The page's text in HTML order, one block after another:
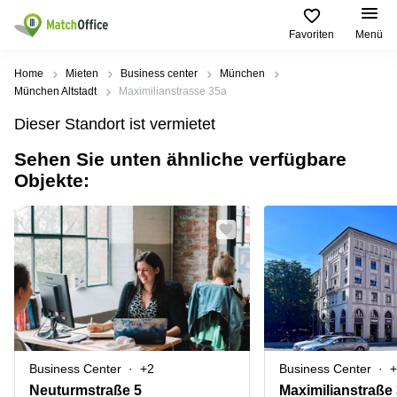
Favoriten Menü
Mieten / Vermieten
Produktseiten
Büro
mieten
center
Coworking
Space
Seminarraum
Virtuelles
Büro
Beliebte
Städte
Büro
mieten
Geschäftsadresse
Hamburg
Geschäftsadresse
mieten
Düsseldorf
Geschäftsadresse
Stuttgart
Büro
Beliebte
Suchanfragen
Regus
Dortmund
Ruhrallee
9
Dortmund
Office Club
Ballindamm
3
Rahel-
Hirsch-
Straße
Hilfe
Über uns
Büro vermieten
Preis
Log-in
Home Mieten Business center
München
München Altstadt
Maximilianstrasse 35a
Dieser Standort ist vermietet
Sehen Sie unten ähnliche verfügbare
Objekte:
Business Center +2
Neuturmstraße 5
Business Center
Maximilianstraße